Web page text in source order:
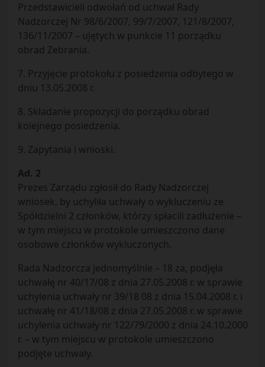
Przedstawicieli odwołań od uchwał Rady
Nadzorczej Nr 98/6/2007, 99/7/2007, 121/8/2007,
136/11/2007 – ujętych w punkcie 11 porządku
obrad Zebrania.
7. Przyjęcie protokołu z posiedzenia odbytego w
dniu 13.05.2008 r.
8. Składanie propozycji do porządku obrad
kolejnego posiedzenia.
9. Zapytania i wnioski.
Ad. 2
Prezes Zarządu zgłosił do Rady Nadzorczej
wniosek, by uchyliła uchwały o wykluczeniu ze
Spółdzielni 2 członków, którzy spłacili zadłużenie –
w tym miejscu w protokole umieszczono dane
osobowe członków wykluczonych.
Rada Nadzorcza jednomyślnie – 18 za, podjęła
uchwałę nr 40/17/08 z dnia 27.05.2008 r. w sprawie
uchylenia uchwały nr 39/18 08 z dnia 15.04.2008 r. i
uchwałę nr 41/18/08 z dnia 27.05.2008 r. w sprawie
uchylenia uchwały nr 122/79/2000 z dnia 24.10.2000
r. – w tym miejscu w protokole umieszczono
podjęte uchwały.